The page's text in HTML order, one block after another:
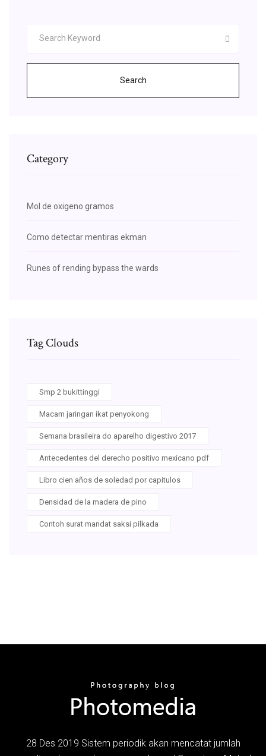
Search
Category
Mol de oxigeno gramos
Como detectar mentiras ekman
Runes of rending bypass the wards
Tag Clouds
Smp 2 bukittinggi
Macam jaringan ikat penyokong
Semana brasileira do aparelho digestivo 2017
Antecedentes del derecho positivo mexicano pdf
Libro cien años de soledad por capitulos
Densidad de la madera de pino
Contoh surat mandat saksi pilkada
28 Des 2019 Sistem periodik akan mencatat jumlah